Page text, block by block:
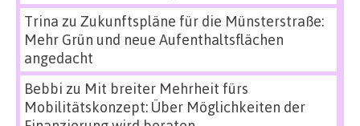
Trina zu Zukunftspläne für die Münsterstraße:
Mehr Grün und neue Aufenthaltsflächen
angedacht
Bebbi zu Mit breiter Mehrheit fürs
Mobilitätskonzept: Über Möglichkeiten der